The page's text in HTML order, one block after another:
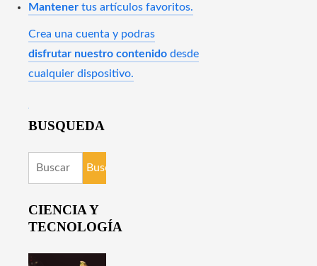
Mantener tus artículos favoritos.
Crea una cuenta y podras
disfrutar nuestro contenido desde
cualquier dispositivo.
BUSQUEDA
Buscar:
CIENCIA Y
TECNOLOGÍA